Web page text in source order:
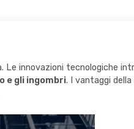
Le innovazioni tecnologiche
e gli ingombri. I vantaggi